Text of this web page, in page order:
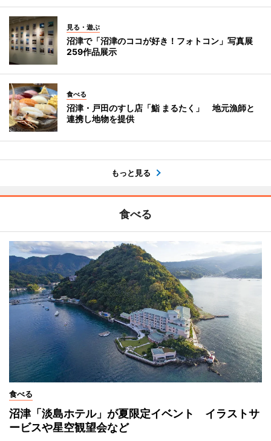
見る・遊ぶ
沼津で「沼津のココが好き！フォトコン」写真展
259作品展示
食べる
沼津・戸田のすし店「鮨 まるたく」 地元漁師と
連携し地物を提供
もっと見る
食べる
食べる
沼津「淡島ホテル」が夏限定イベント イラストサ
ービスや星空観望会など